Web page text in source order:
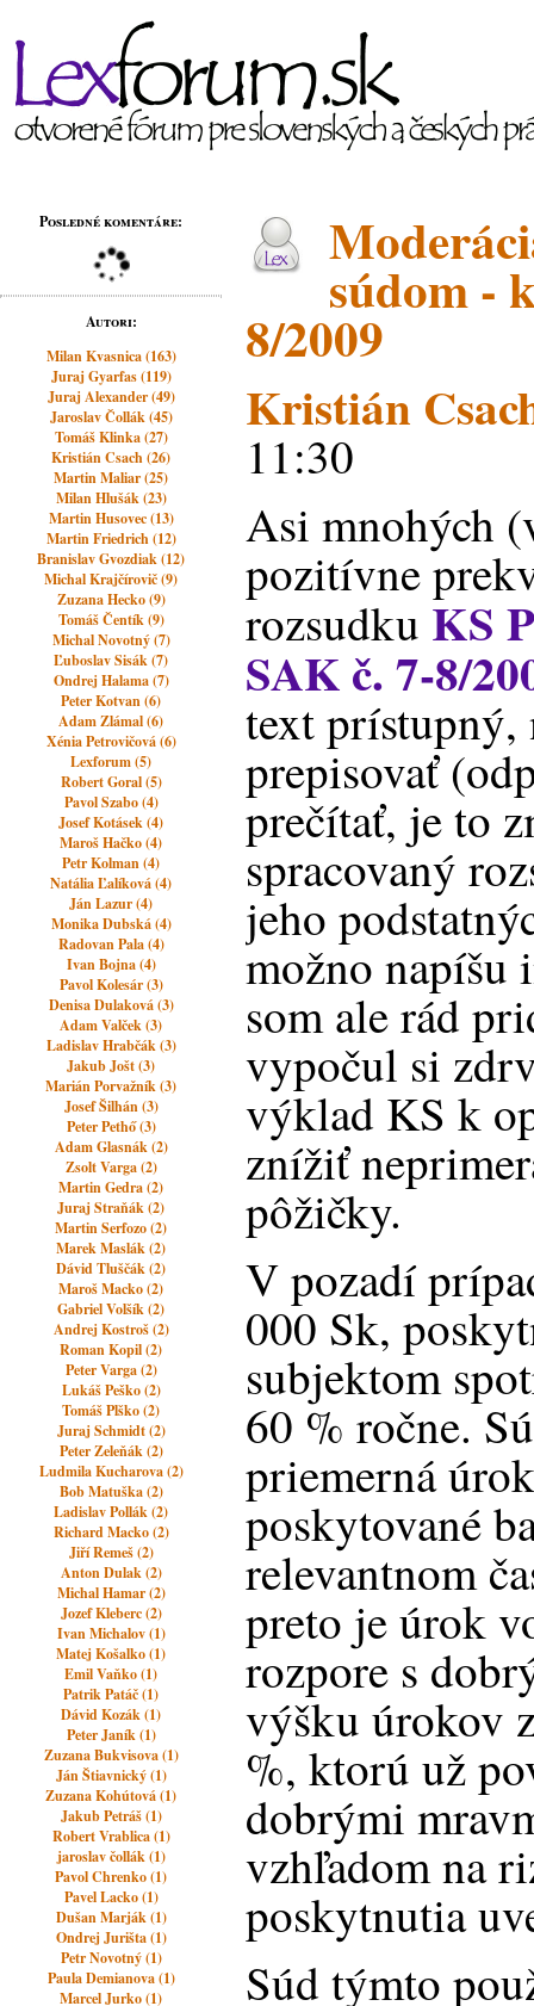
Posledné komentáre:
Autori:
Milan Kvasnica (163)
Juraj Gyarfas (119)
Juraj Alexander (49)
Jaroslav Čollák (45)
Tomáš Klinka (27)
Kristián Csach (26)
Martin Maliar (25)
Milan Hlušák (23)
Martin Husovec (13)
Martin Friedrich (12)
Branislav Gvozdiak (12)
Michal Krajčírovič (9)
Zuzana Hecko (9)
Tomáš Čentík (9)
Michal Novotný (7)
Ľuboslav Sisák (7)
Ondrej Halama (7)
Peter Kotvan (6)
Adam Zlámal (6)
Xénia Petrovičová (6)
Lexforum (5)
Robert Goral (5)
Pavol Szabo (4)
Josef Kotásek (4)
Maroš Hačko (4)
Petr Kolman (4)
Natália Ľalíková (4)
Ján Lazur (4)
Monika Dubská (4)
Radovan Pala (4)
Ivan Bojna (4)
Pavol Kolesár (3)
Denisa Dulaková (3)
Adam Valček (3)
Ladislav Hrabčák (3)
Jakub Jošt (3)
Marián Porvažník (3)
Josef Šilhán (3)
Peter Pethő (3)
Adam Glasnák (2)
Zsolt Varga (2)
Martin Gedra (2)
Juraj Straňák (2)
Martin Serfozo (2)
Marek Maslák (2)
Dávid Tluščák (2)
Maroš Macko (2)
Gabriel Volšík (2)
Andrej Kostroš (2)
Roman Kopil (2)
Peter Varga (2)
Lukáš Peško (2)
Tomáš Plško (2)
Juraj Schmidt (2)
Peter Zeleňák (2)
Ludmila Kucharova (2)
Bob Matuška (2)
Ladislav Pollák (2)
Richard Macko (2)
Jiří Remeš (2)
Anton Dulak (2)
Michal Hamar (2)
Jozef Kleberc (2)
Ivan Michalov (1)
Matej Košalko (1)
Emil Vaňko (1)
Patrik Patáč (1)
Dávid Kozák (1)
Peter Janík (1)
Zuzana Bukvisova (1)
Ján Štiavnický (1)
Zuzana Kohútová (1)
Jakub Petráš (1)
Robert Vrablica (1)
jaroslav čollák (1)
Pavol Chrenko (1)
Pavel Lacko (1)
Dušan Marják (1)
Ondrej Jurišta (1)
Petr Novotný (1)
Paula Demianova (1)
Marcel Jurko (1)
súdom -
8/2009
Kristián
11:30
Asi mnohých
pozitívne
rozsudku KS
SAK č. 7-8/
text prístupný,
prepisovať
prečítať, je to
spracovaný
jeho
možno
som ale rád
vypočul si
výklad KS k
znížiť
pôžičky.
V pozadí
000 Sk,
subjektom
60 % ročne.
priemerná
poskytované
relevantnom
preto je úrok
rozpore s
výšku úrokov
%, ktorú už
dobrými
vzhľadom na
poskytnutia
Súd týmto